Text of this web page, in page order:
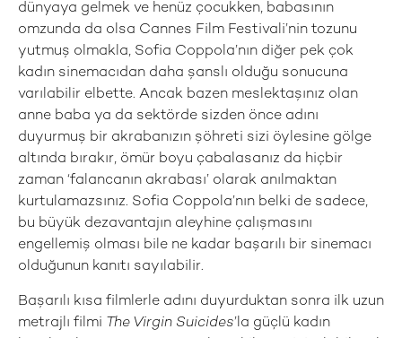
dünyaya gelmek ve henüz çocukken, babasının
omzunda da olsa Cannes Film Festivali’nin tozunu
yutmuş olmakla, Sofia Coppola’nın diğer pek çok
kadın sinemacıdan daha şanslı olduğu sonucuna
varılabilir elbette. Ancak bazen meslektaşınız olan
anne baba ya da sektörde sizden önce adını
duyurmuş bir akrabanızın şöhreti sizi öylesine gölge
altında bırakır, ömür boyu çabalasanız da hiçbir
zaman ‘falancanın akrabası’ olarak anılmaktan
kurtulamazsınız. Sofia Coppola’nın belki de sadece,
bu büyük dezavantajın aleyhine çalışmasını
engellemiş olması bile ne kadar başarılı bir sinemacı
olduğunun kanıtı sayılabilir.
Başarılı kısa filmlerle adını duyurduktan sonra ilk uzun
metrajlı filmi The Virgin Suicides’la güçlü kadın